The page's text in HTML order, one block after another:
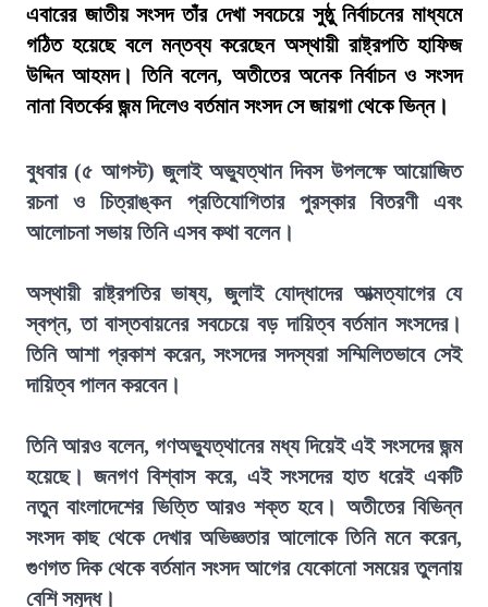
এবারের জাতীয় সংসদ তাঁর দেখা সবচেয়ে সুষ্ঠু নির্বাচনের মাধ্যমে
গঠিত হয়েছে বলে মন্তব্য করেছেন অস্থায়ী রাষ্ট্রপতি হাফিজ
উদ্দিন আহমদ। তিনি বলেন, অতীতের অনেক নির্বাচন ও সংসদ
নানা বিতর্কের জন্ম দিলেও বর্তমান সংসদ সে জায়গা থেকে ভিন্ন।
বুধবার (৫ আগস্ট) জুলাই অভ্যুত্থান দিবস উপলক্ষে আয়োজিত
রচনা ও চিত্রাঙ্কন প্রতিযোগিতার পুরস্কার বিতরণী এবং
আলোচনা সভায় তিনি এসব কথা বলেন।
অস্থায়ী রাষ্ট্রপতির ভাষ্য, জুলাই যোদ্ধাদের আত্মত্যাগের যে
স্বপ্ন, তা বাস্তবায়নের সবচেয়ে বড় দায়িত্ব বর্তমান সংসদের।
তিনি আশা প্রকাশ করেন, সংসদের সদস্যরা সম্মিলিতভাবে সেই
দায়িত্ব পালন করবেন।
তিনি আরও বলেন, গণঅভ্যুত্থানের মধ্য দিয়েই এই সংসদের জন্ম
হয়েছে। জনগণ বিশ্বাস করে, এই সংসদের হাত ধরেই একটি
নতুন বাংলাদেশের ভিত্তি আরও শক্ত হবে। অতীতের বিভিন্ন
সংসদ কাছ থেকে দেখার অভিজ্ঞতার আলোকে তিনি মনে করেন,
গুণগত দিক থেকে বর্তমান সংসদ আগের যেকোনো সময়ের তুলনায়
বেশি সমৃদ্ধ।